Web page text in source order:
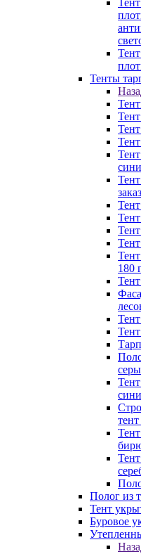
Тенты
180
Полог из
Тент
Буровое